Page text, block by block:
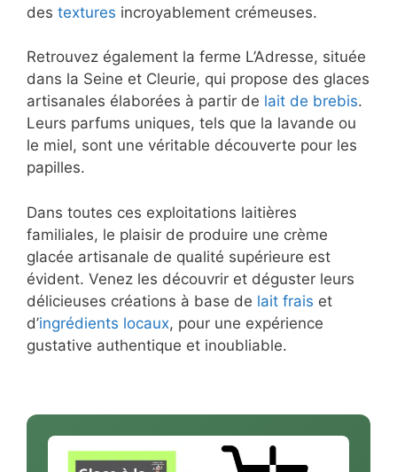
des textures incroyablement crémeuses.
Retrouvez également la ferme L’Adresse, située
dans la Seine et Cleurie, qui propose des glaces
artisanales élaborées à partir de lait de brebis.
Leurs parfums uniques, tels que la lavande ou
le miel, sont une véritable découverte pour les
papilles.
Dans toutes ces exploitations laitières
familiales, le plaisir de produire une crème
glacée artisanale de qualité supérieure est
évident. Venez les découvrir et déguster leurs
délicieuses créations à base de lait frais et
d’ingrédients locaux, pour une expérience
gustative authentique et inoubliable.